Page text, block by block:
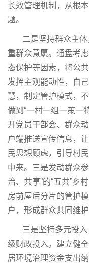
长效管理机制，从根
题。
二是坚持群众主
重群众意愿。通盘考
态保护等因素，将公
发挥主观能动性，自
慧，制定管护模式，
做到“一村一组一策一
开党员干部会、群众
户端推送宣传信息，
民思想顾虑，引导村
中来。三是发动群众
治、共享”的“五共”乡
房前屋后分片的管护
户，形成群众共同维
三是坚持多元投
级财政投入。建立健
居环境治理资金支出